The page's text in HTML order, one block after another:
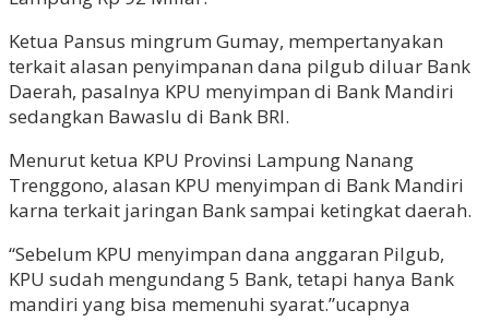
Ketua Pansus mingrum Gumay, mempertanyakan
terkait alasan penyimpanan dana pilgub diluar Bank
Daerah, pasalnya KPU menyimpan di Bank Mandiri
sedangkan Bawaslu di Bank BRI.
Menurut ketua KPU Provinsi Lampung Nanang
Trenggono, alasan KPU menyimpan di Bank Mandiri
karna terkait jaringan Bank sampai ketingkat daerah.
“Sebelum KPU menyimpan dana anggaran Pilgub,
KPU sudah mengundang 5 Bank, tetapi hanya Bank
mandiri yang bisa memenuhi syarat.”ucapnya